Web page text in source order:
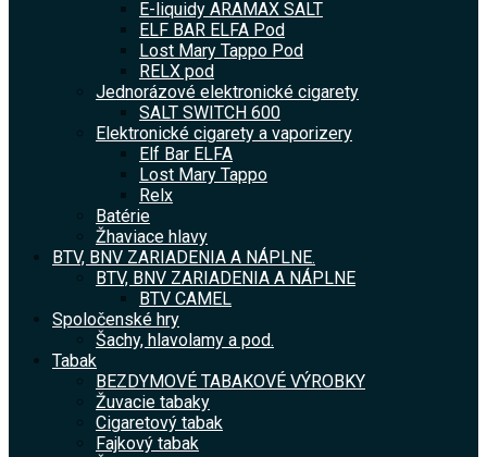
E-liquidy ARAMAX SALT
ELF BAR ELFA Pod
Lost Mary Tappo Pod
RELX pod
Jednorázové elektronické cigarety
SALT SWITCH 600
Elektronické cigarety a vaporizery
Elf Bar ELFA
Lost Mary Tappo
Relx
Batérie
Žhaviace hlavy
BTV, BNV ZARIADENIA A NÁPLNE.
BTV, BNV ZARIADENIA A NÁPLNE
BTV CAMEL
Spoločenské hry
Šachy, hlavolamy a pod.
Tabak
BEZDYMOVÉ TABAKOVÉ VÝROBKY
Žuvacie tabaky
Cigaretový tabak
Fajkový tabak